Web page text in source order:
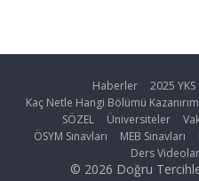
Haberler 2025 YKS
Kaç Netle Hangi Bölümü
SÖZEL
Üniversiteler
ÖSYM Sınavları
MEB Sınavları
Ders
© 2026 Doğru